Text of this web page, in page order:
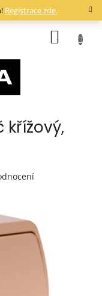
Registrace zde.
křížový,